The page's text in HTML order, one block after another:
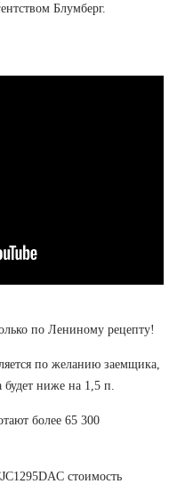
Блумберг.
по Лениному рецепту!
по желанию заемщика,
будет ниже на 1,5 п.
более 65 300
стоимость